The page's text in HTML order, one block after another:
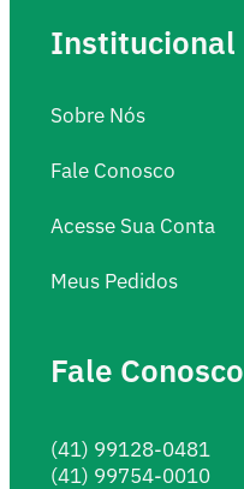
Institucional
Sobre Nós
Fale Conosco
Acesse Sua Conta
Meus Pedidos
Fale Conosco
(41) 99128-0481
(41) 99754-0010